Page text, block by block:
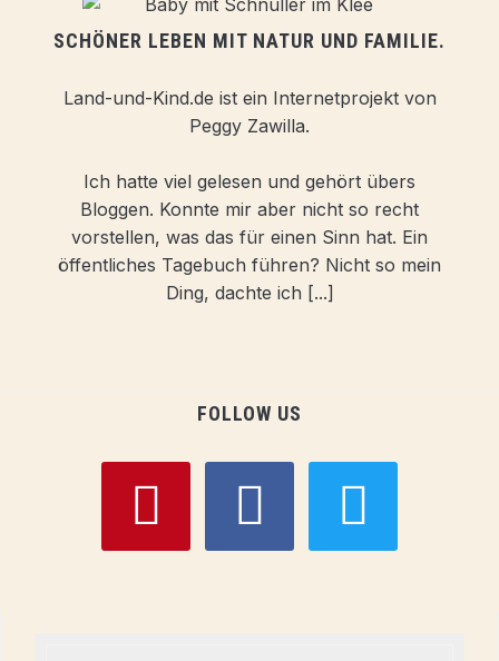
SCHÖNER LEBEN MIT NATUR UND FAMILIE.
Land-und-Kind.de ist ein Internetprojekt von
Peggy Zawilla.
Ich hatte viel gelesen und gehört übers
Bloggen. Konnte mir aber nicht so recht
vorstellen, was das für einen Sinn hat. Ein
öffentliches Tagebuch führen? Nicht so mein
Ding, dachte ich [...]
FOLLOW US